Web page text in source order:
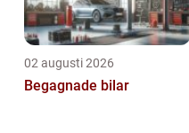
02 augusti 2026
Begagnade bilar